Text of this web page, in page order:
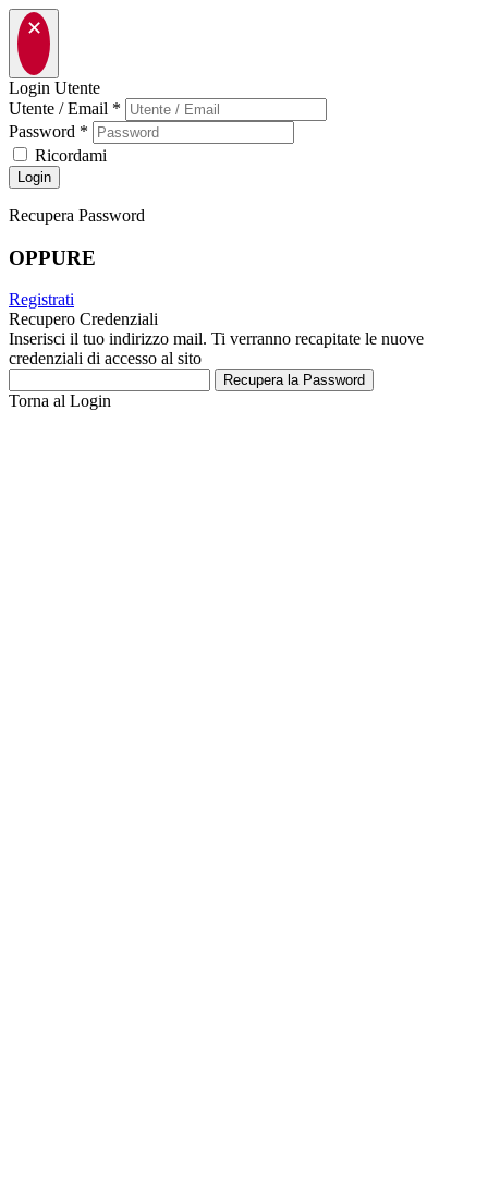
✕
Login Utente
Utente / Email *
Password *
Ricordami
Recupera Password
OPPURE
Registrati
Recupero Credenziali
Inserisci il tuo indirizzo mail. Ti verranno recapitate le nuove
credenziali di accesso al sito
Recupera la Password
Torna al Login